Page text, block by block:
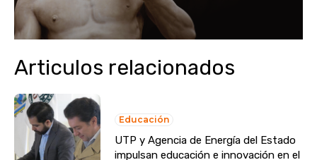
Articulos relacionados
Educación
UTP y Agencia de Energía del Estado
impulsan educación e innovación en el